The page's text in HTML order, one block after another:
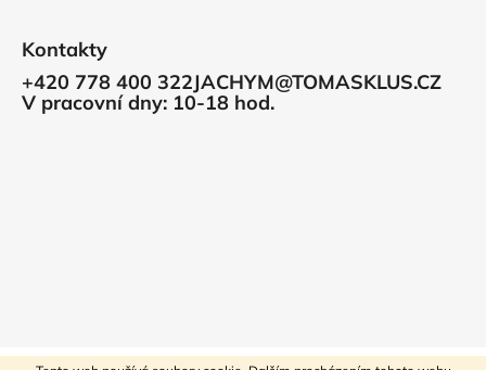
Kontakty
+420 778 400 322JACHYM@TOMASKLUS.CZ
V pracovní dny: 10-18 hod.